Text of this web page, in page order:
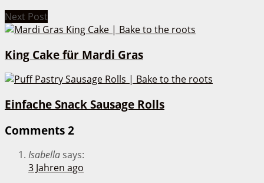
Next Post
King Cake für Mardi Gras
Einfache Snack Sausage Rolls
Comments 2
Isabella says:
3 Jahren ago